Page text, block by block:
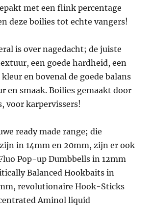
met een flink percentage
deze boilies tot echte vangers!
is over nagedacht; de juiste
een goede hardheid, een
en bovenal de goede balans
en smaak. Boilies gemaakt door
voor karpervissers!
ready made range; die
in 14mm en 20mm, zijn er ook
Pop-up Dumbbells in 12mm
Balanced Hookbaits in
revolutionaire Hook-Sticks
Aminol liquid